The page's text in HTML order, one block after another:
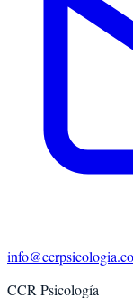
CCR Psicología